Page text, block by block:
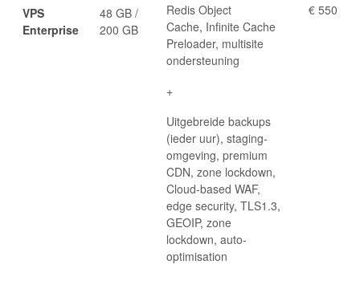
VPS
Enterprise
48 GB /
200 GB
Redis Object
Cache, Infinite Cache
Preloader, multisite
ondersteuning
+
Uitgebreide backups
(ieder uur), staging-
omgeving, premium
CDN, zone lockdown,
Cloud-based WAF,
edge security, TLS1.3,
GEOIP, zone
lockdown, auto-
optimisation
€ 550